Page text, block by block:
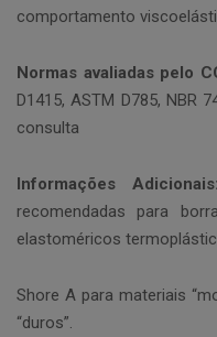
comportamento
Normas avaliadas pelo
D1415, ASTM D785, NBR
consulta
Informações Adicionais:
recomendadas para
elastoméricos
Shore A para materiais
“duros”.